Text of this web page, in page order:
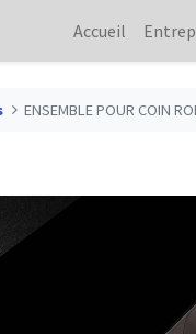
Accueil
ENSEMBLE POUR COIN